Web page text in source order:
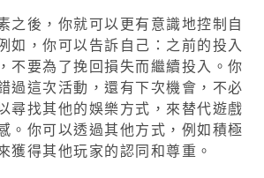
之後，你就可以更有意識地控制自
如，你可以告訴自己：之前的投入
不要為了挽回損失而繼續投入。你
過這次活動，還有下次機會，不必
尋找其他的娛樂方式，來替代遊戲
。你可以透過其他方式，例如積極
獲得其他玩家的認同和尊重。